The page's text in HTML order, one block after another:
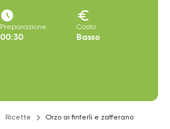
access_time_filled
Preparazione
00:30
euro
Costo
Basso
Ricette Orzo ai finferli e zafferano